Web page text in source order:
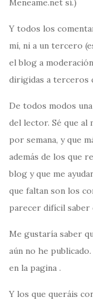
Meneame.net sí.)
Y todos los
mí, ni a un tercero
el blog a
dirigidas a terceros
De todos modos
del lector. Sé que al
por semana, y que
además de los que
blog y que me
que faltan son los
parecer difícil saber
Me gustaría saber
aún no he
en la pagina .
Y los que queráis